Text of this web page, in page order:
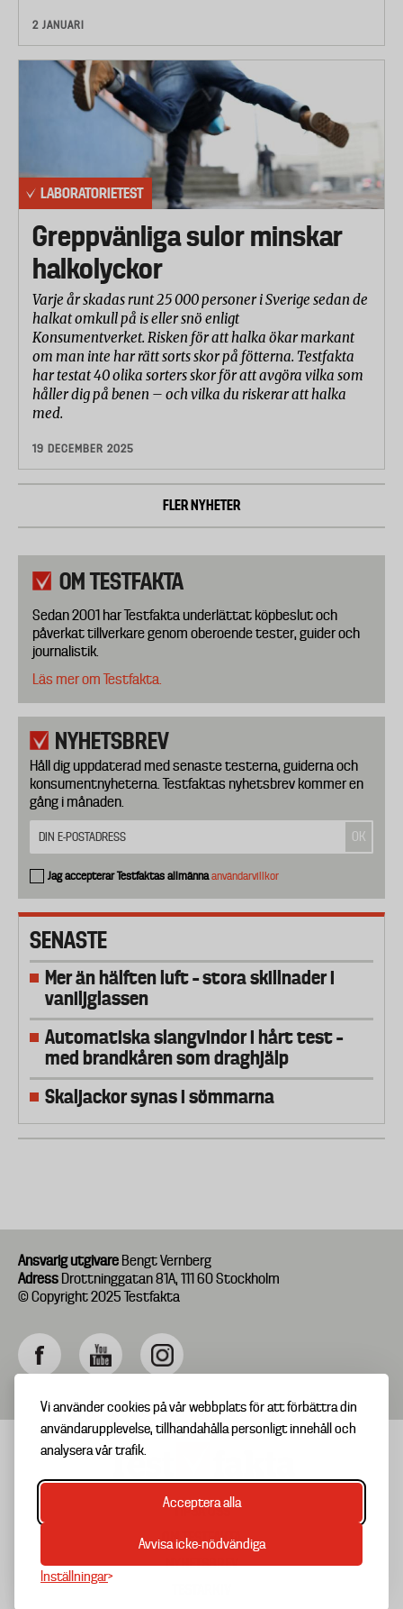
Vi använder cookies på vår webbplats för att förbättra din
användarupplevelse, tillhandahålla personligt innehåll och
analysera vår trafik.
Acceptera alla
Avvisa icke-nödvändiga
Inställningar
2 JANUARI
LABORATORIETEST
Greppvänliga sulor minskar
halkolyckor
Varje år skadas runt 25 000 personer i Sverige sedan de
halkat omkull på is eller snö enligt
Konsumentverket. Risken för att halka ökar markant
om man inte har rätt sorts skor på fötterna. Testfakta
har testat 40 olika sorters skor för att avgöra vilka som
håller dig på benen – och vilka du riskerar att halka
med.
19 DECEMBER 2025
FLER NYHETER
OM TESTFAKTA
Sedan 2001 har Testfakta underlättat köpbeslut och
påverkat tillverkare genom oberoende tester, guider och
journalistik.
Läs mer om Testfakta.
NYHETSBREV
Håll dig uppdaterad med senaste testerna, guiderna och
konsumentnyheterna. Testfaktas nyhetsbrev kommer en
gång i månaden.
Jag accepterar Testfaktas allmännaanvändarvillkor
SENASTE
Mer än hälften luft – stora skillnader i
vaniljglassen
Automatiska slangvindor i hårt test –
med brandkåren som draghjälp
Skaljackor synas i sömmarna
Ansvarig utgivare Bengt Vernberg
Adress Drottninggatan 81A, 111 60 Stockholm
© Copyright 2025 Testfakta
Footer
menu
TIPSA OSS
OM TESTFAKTA
NYHETSBREV